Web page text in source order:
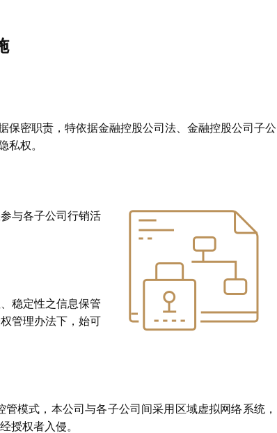
保密职责，特依据金融控股公司法、金融控股公司子公
私权。
与各子公司行销活
稳定性之信息保管
管理办法下，始可
模式，本公司与各子公司间采用区域虚拟网络系统，
授权者入侵。